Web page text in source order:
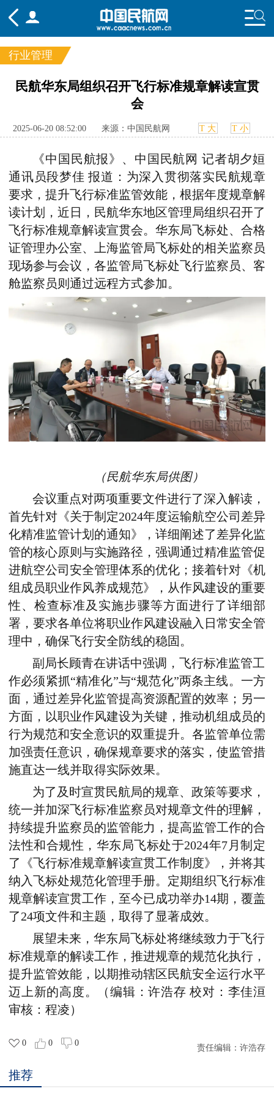
频道
国内
航图 智库 专题 舆情
行业管理
民航华东局组织召开飞行标准规章解读宣贯
会
2025-06-20 08:52:00 来源：中国民航网 T 大 T 小
《中国民航报》、中国民航网 记者胡夕姮
通讯员段梦佳 报道：为深入贯彻落实民航规章
要求，提升飞行标准监管效能，根据年度规章解
读计划，近日，民航华东地区管理局组织召开了
飞行标准规章解读宣贯会。华东局飞标处、合格
证管理办公室、上海监管局飞标处的相关监察员
现场参与会议，各监管局飞标处飞行监察员、客
舱监察员则通过远程方式参加。
（民航华东局供图）
会议重点对两项重要文件进行了深入解读 ，
首先针对《关于制定2024年度运输航空公司差异
化精准监管计划的通知》，详细阐述了差异化监
管的核心原则与实施路径，强调通过精准监管促
进航空公司安全管理体系的优化 ； 接着针对《机
组成员职业作风养成规范》，从作风建设的重要
性、检查标准及实施步骤等方面进行了详细部
署，要求各单位将职业作风建设融入日常安全管
理中，确保飞行安全防线的稳固。
副局长顾青在讲话中强调，飞行标准监管工
作必须紧抓“精准化”与“规范化”两条主线。一方
面，通过差异化监管提高资源配置的效率；另一
方面，以职业作风建设为关键，推动机组成员的
行为规范和安全意识的双重提升。各监管单位需
加强责任意识，确保规章要求的落实，使监管措
施直达一线并取得实际效果。
为了及时宣贯民航局的规章、政策等要求，
统一并加深飞行标准监察员对规章文件的理解，
持续提升监察员的监管能力，提高监管工作的合
法性和合规性，华东局飞标处于2024年7月制定
了《飞行标准规章解读宣贯工作制度》，并将其
纳入飞标处规范化管理手册。定期组织飞行标准
规章解读宣贯工作，至今已成功举办14期，覆盖
了24项文件和主题，取得了显著成效。
展望未来，华东局飞标处将继续致力于飞行
标准规章的解读工作，推进规章的规范化执行，
提升监管效能，以期推动辖区民航安全运行水平
迈上新的高度。（编辑：许浩存 校对：李佳洹
审核：程凌）
0 0 0
责任编辑： 许浩存
推荐